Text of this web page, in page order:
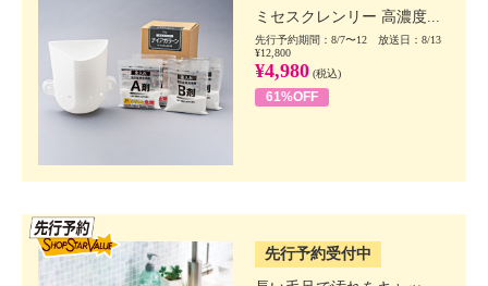
ミセスクレンリー 高濃度...
先行予約期間：8/7〜12 放送日：8/13
¥12,800
¥4,980 (税込)
61%OFF
先行予約受付中